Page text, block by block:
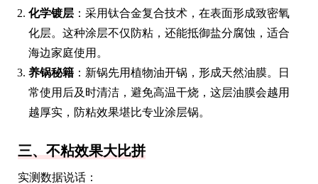
化学镀层 ：采用钛合金复合技术，在表面形成致密氧
化层。这种涂层不仅防粘，还能抵御盐分腐蚀，适合
海边家庭使用。
养锅秘籍 ：新锅先用植物油开锅，形成天然油膜。日
常使用后及时清洁，避免高温干烧，这层油膜会越用
越厚实，防粘效果堪比专业涂层锅。
三、不粘效果大比拼
实测数据说话：